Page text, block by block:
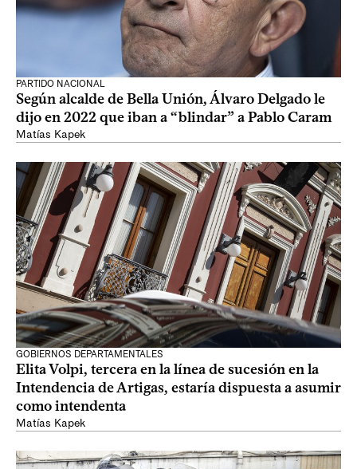
PARTIDO NACIONAL
Según alcalde de Bella Unión, Álvaro Delgado le
dijo en 2022 que iban a “blindar” a Pablo Caram
Matías Kapek
GOBIERNOS DEPARTAMENTALES
Elita Volpi, tercera en la línea de sucesión en la
Intendencia de Artigas, estaría dispuesta a asumir
como intendenta
Matías Kapek